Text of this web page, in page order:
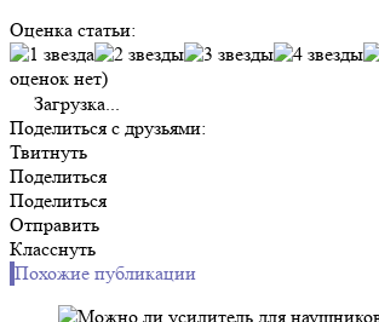
Оценка статьи:
оценок нет)
Загрузка...
Поделиться с друзьями:
Твитнуть
Поделиться
Поделиться
Отправить
Класснуть
Похожие публикации